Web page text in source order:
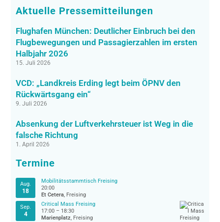
Aktuelle Pressemitteilungen
Flughafen München: Deutlicher Einbruch bei den
Flugbewegungen und Passagierzahlen im ersten
Halbjahr 2026
15. Juli 2026
VCD: „Landkreis Erding legt beim ÖPNV den
Rückwärtsgang ein“
9. Juli 2026
Absenkung der Luftverkehrsteuer ist Weg in die
falsche Richtung
1. April 2026
Termine
Aug.
18
Mobilitätsstammtisch Freising
20:00
Et Cetera, Freising
Sep.
4
Critical Mass Freising
17:00 – 18:30
Marienplatz, Freising